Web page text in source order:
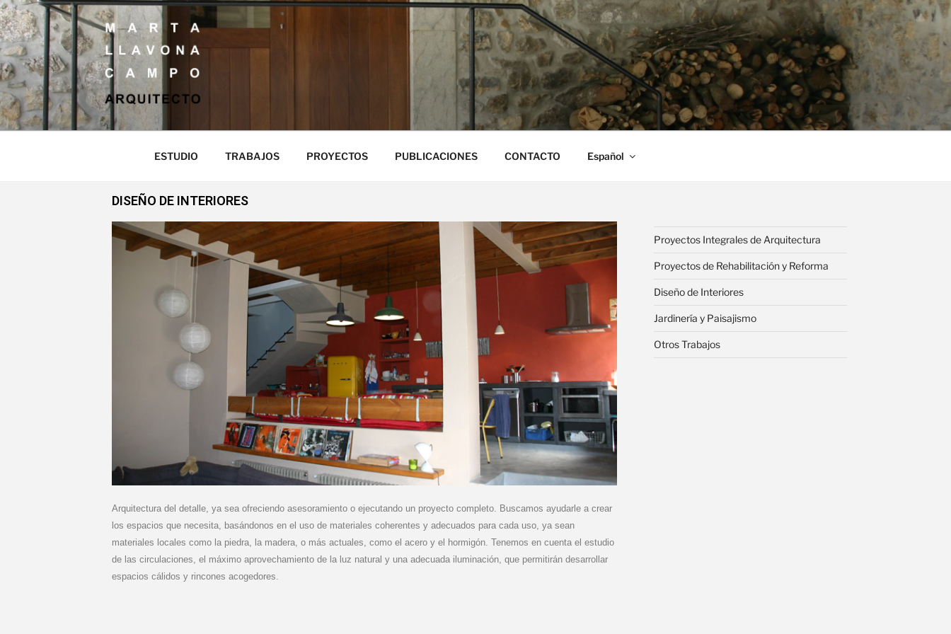
MARTA LLAVONA CAMPO
ARQUITECTO
ESTUDIO TRABAJOS PROYECTOS PUBLICACIONES CONTACTO Español
DISEÑO DE INTERIORES
Arquitectura del detalle, ya sea ofreciendo asesoramiento o ejecutando un proyecto completo. Buscamos ayudarle a crear
los espacios que necesita, basándonos en el uso de materiales coherentes y adecuados para cada uso, ya sean
materiales locales como la piedra, la madera, o más actuales, como el acero y el hormigón. Tenemos en cuenta el estudio
de las circulaciones, el máximo aprovechamiento de la luz natural y una adecuada iluminación, que permitirán desarrollar
espacios cálidos y rincones acogedores.
Proyectos Integrales de Arquitectura
Proyectos de Rehabilitación y Reforma
Diseño de Interiores
Jardinería y Paisajismo
Otros Trabajos